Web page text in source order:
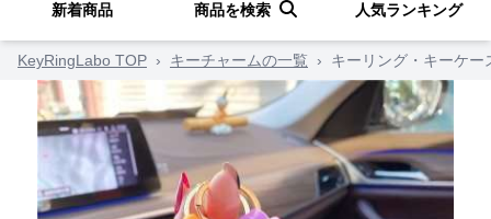
新着商品 商品を検索 人気ランキング
KeyRingLabo TOP › キーチャームの一覧 › キーリング・キーケ